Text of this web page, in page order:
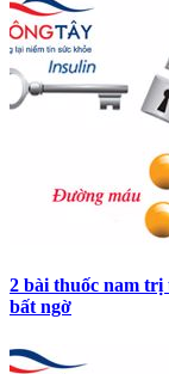
2 bài thuốc nam trị
bất ngờ